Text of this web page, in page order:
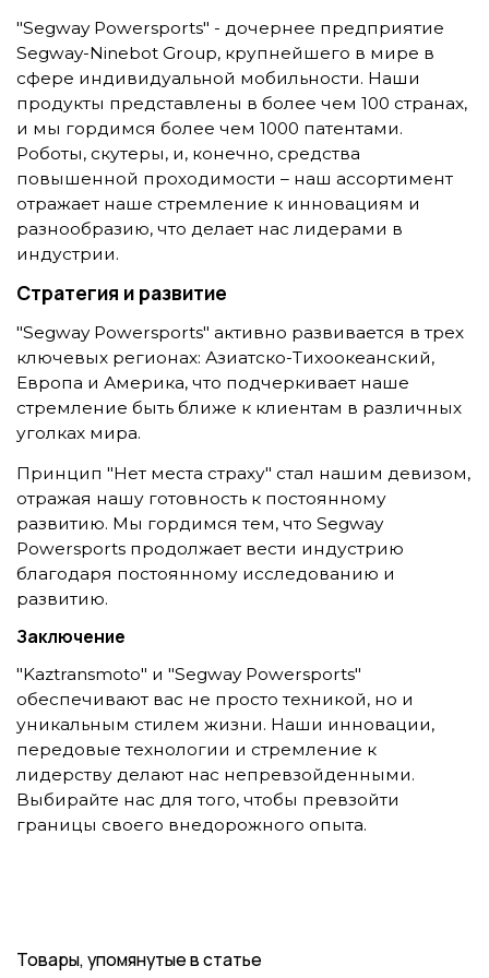
"Segway Powersports" - дочернее предприятие
Segway-Ninebot Group, крупнейшего в мире в
сфере индивидуальной мобильности. Наши
продукты представлены в более чем 100 странах,
и мы гордимся более чем 1000 патентами.
Роботы, скутеры, и, конечно, средства
повышенной проходимости – наш ассортимент
отражает наше стремление к инновациям и
разнообразию, что делает нас лидерами в
индустрии.
Стратегия и развитие
"Segway Powersports" активно развивается в трех
ключевых регионах: Азиатско-Тихоокеанский,
Европа и Америка, что подчеркивает наше
стремление быть ближе к клиентам в различных
уголках мира.
Принцип "Нет места страху" стал нашим девизом,
отражая нашу готовность к постоянному
развитию. Мы гордимся тем, что Segway
Powersports продолжает вести индустрию
благодаря постоянному исследованию и
развитию.
Заключение
"Kaztransmoto" и "Segway Powersports"
обеспечивают вас не просто техникой, но и
уникальным стилем жизни. Наши инновации,
передовые технологии и стремление к
лидерству делают нас непревзойденными.
Выбирайте нас для того, чтобы превзойти
границы своего внедорожного опыта.
Товары, упомянутые в статье